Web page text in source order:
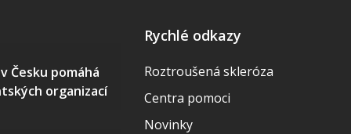
Česku pomáhá
organizací
Rychlé odkazy
Roztroušená skleróza
Centra pomoci
Novinky